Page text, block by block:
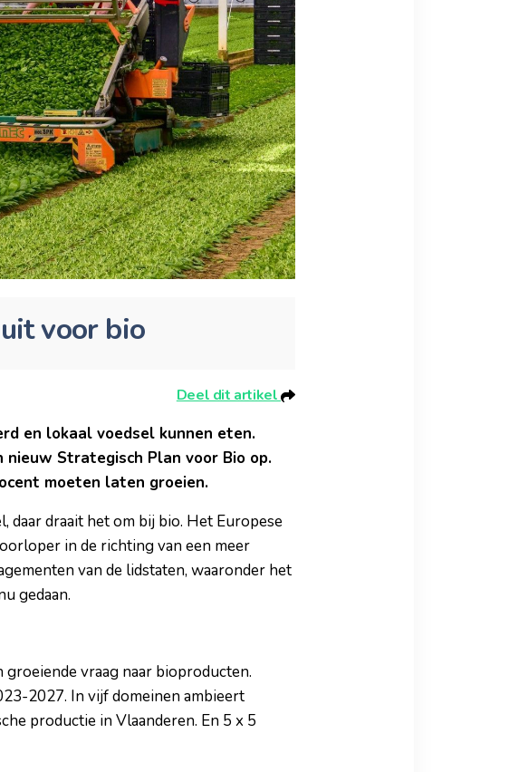
voor bio
Deel dit artikel
en lokaal voedsel kunnen eten.
nieuw Strategisch Plan voor Bio op.
moeten laten groeien.
daar draait het om bij bio. Het Europese
in de richting van een meer
van de lidstaten, waaronder het
gedaan.
vraag naar bioproducten.
2027. In vijf domeinen ambieert
productie in Vlaanderen. En 5 x 5